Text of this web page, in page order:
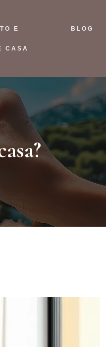
E
CASA
BLOG